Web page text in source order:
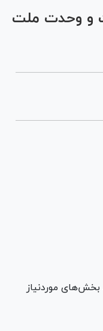
و وحدت ملت
موردنیاز